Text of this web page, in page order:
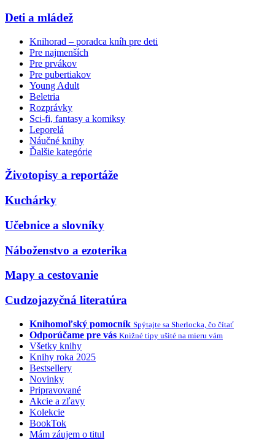
Deti a mládež
Knihorad – poradca kníh pre deti
Pre najmenších
Pre prvákov
Pre pubertiakov
Young Adult
Beletria
Rozprávky
Sci-fi, fantasy a komiksy
Leporelá
Náučné knihy
Ďalšie kategórie
Životopisy a reportáže
Kuchárky
Učebnice a slovníky
Náboženstvo a ezoterika
Mapy a cestovanie
Cudzojazyčná literatúra
Knihomoľský pomocník Spýtajte sa Sherlocka, čo čítať
Odporúčame pre vás Knižné tipy ušité na mieru vám
Všetky knihy
Knihy roka 2025
Bestsellery
Novinky
Pripravované
Akcie a zľavy
Kolekcie
BookTok
Mám záujem o titul